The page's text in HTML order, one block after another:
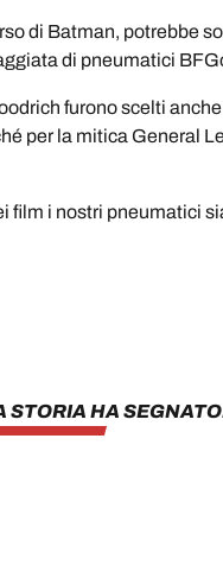
di Batman, potrebbe
di pneumatici
furono scelti
per la mitica General
film i nostri pneumatici
STORIA HA